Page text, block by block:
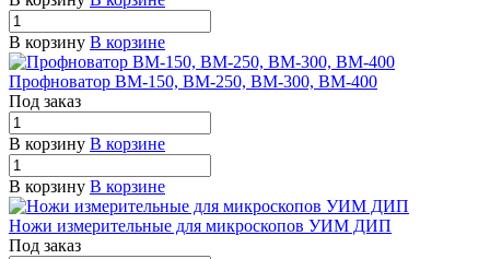
В корзину В корзине
Профноватор ВМ-150, ВМ-250, ВМ-300, ВМ-400
Под заказ
В корзину В корзине
В корзину В корзине
Ножи измерительные для микроскопов УИМ ДИП
Под заказ